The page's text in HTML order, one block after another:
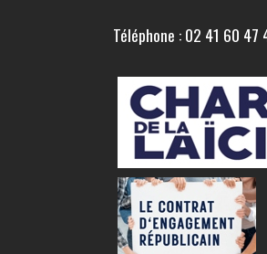
Téléphone : 02 41 60 47